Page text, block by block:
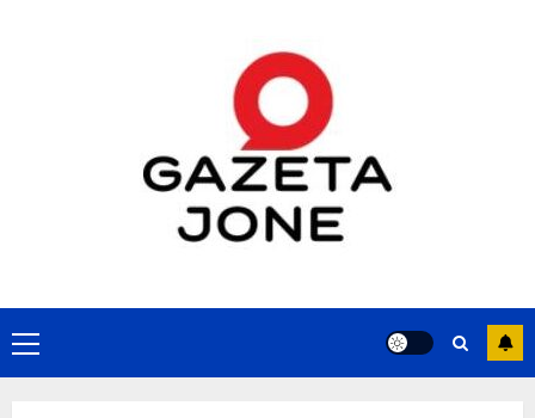
Primary
Menu